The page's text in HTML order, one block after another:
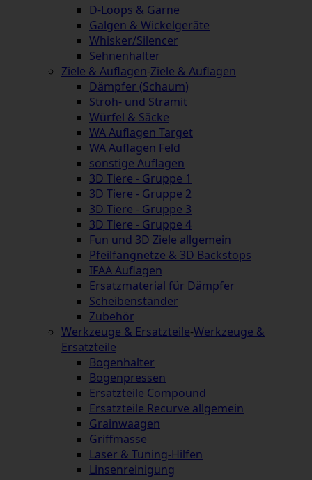
D-Loops & Garne
Galgen & Wickelgeräte
Whisker/Silencer
Sehnenhalter
Ziele & Auflagen-Ziele & Auflagen
Dämpfer (Schaum)
Stroh- und Stramit
Würfel & Säcke
WA Auflagen Target
WA Auflagen Feld
sonstige Auflagen
3D Tiere - Gruppe 1
3D Tiere - Gruppe 2
3D Tiere - Gruppe 3
3D Tiere - Gruppe 4
Fun und 3D Ziele allgemein
Pfeilfangnetze & 3D Backstops
IFAA Auflagen
Ersatzmaterial für Dämpfer
Scheibenständer
Zubehör
Werkzeuge & Ersatzteile-Werkzeuge &
Ersatzteile
Bogenhalter
Bogenpressen
Ersatzteile Compound
Ersatzteile Recurve allgemein
Grainwaagen
Griffmasse
Laser & Tuning-Hilfen
Linsenreinigung